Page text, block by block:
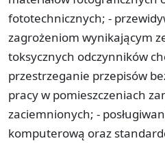
fototechnicznych; -
zagrożeniom wynikającym
toksycznych odczynników
przestrzeganie przepisów
pracy w pomieszczeniach
zaciemnionych; -
komputerową oraz